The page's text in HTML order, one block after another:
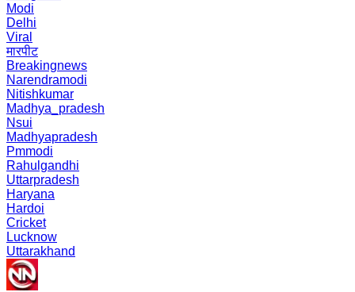
Modi
Delhi
Viral
मारपीट
Breakingnews
Narendramodi
Nitishkumar
Madhya_pradesh
Nsui
Madhyapradesh
Pmmodi
Rahulgandhi
Uttarpradesh
Haryana
Hardoi
Cricket
Lucknow
Uttarakhand